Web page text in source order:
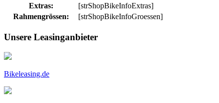
Extras:
[strShopBikeInfoExtras]
Rahmengrössen:
[strShopBikeInfoGroessen]
Unsere Leasinganbieter
Bikeleasing.de